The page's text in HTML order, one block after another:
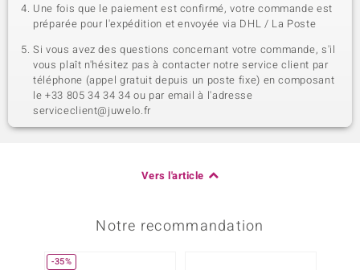
Une fois que le paiement est confirmé, votre commande est
préparée pour l'expédition et envoyée via DHL / La Poste
Si vous avez des questions concernant votre commande, s'il
vous plaît n'hésitez pas à contacter notre service client par
téléphone (appel gratuit depuis un poste fixe) en composant
le +33 805 34 34 34 ou par email à l'adresse
serviceclient@juwelo.fr
Vers l'article
Notre recommandation
-35%